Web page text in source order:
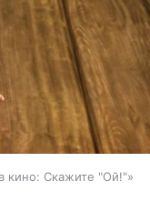
кино: Скажите "Ой!"»